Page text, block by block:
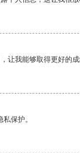
让我能够取得更好的
保护。